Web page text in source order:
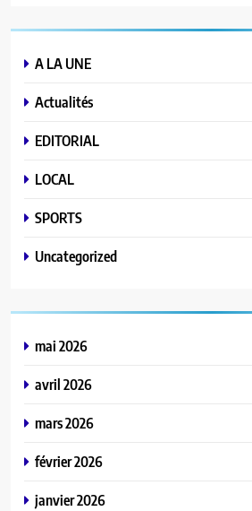
A LA UNE
Actualités
EDITORIAL
LOCAL
SPORTS
Uncategorized
mai 2026
avril 2026
mars 2026
février 2026
janvier 2026